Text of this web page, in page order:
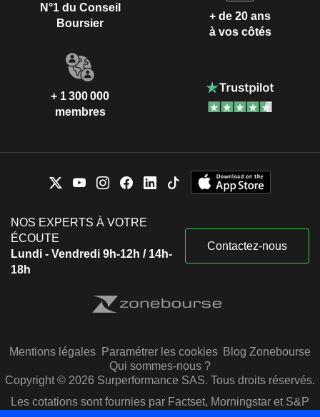
N°1 du Conseil
Boursier
+ de 20 ans
à vos côtés
+ 1 300 000
membres
NOS EXPERTS À VOTRE
ÉCOUTE
Lundi - Vendredi 9h-12h / 14h-
18h
Contactez-nous
Mentions légales Paramétrer les cookies Blog Zonebourse
Qui sommes-nous ?
Copyright © 2026 Surperformance SAS. Tous droits réservés.
Les cotations sont fournies par Factset, Morningstar et S&P